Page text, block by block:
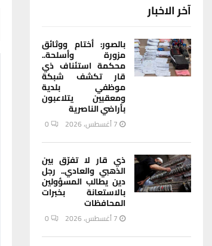
آخر الاخبار
بالصور: أختام ووثائق
مزورة وأسلحة..
محكمة استئناف ذي
قار تكشف شبكة
موظفي بلدية
ومعقبين يتلاعبون
بأراضي الناصرية
7 أغسطس، 2026 0
ذي قار لا تفرّق بين
الذهبي والعادي.. رجل
دين يطالب المسؤولين
بالاستعانة بخبرات
المحافظات
7 أغسطس، 2026 0